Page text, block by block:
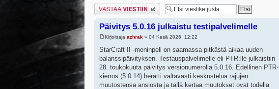
Lähetä vastaus
Päivitys 5.0.16 julkaistu testipalvelimelle
Kirjoittaja azhrak » 04 Kesä 2026, 12:22
StarCraft II -moninpeli on saamassa pitkästä aikaa uuden
balanssipäivityksen. Testauspalvelimelle eli PTR:lle julkaistiin
28. toukokuuta päivitys versionumerolla 5.0.16. Edellinen PTR-
kierros (5.0.14) herätti valtavasti keskustelua rajujen
muutostensa ansiosta ja tällä kertaa muutokset ovat todella